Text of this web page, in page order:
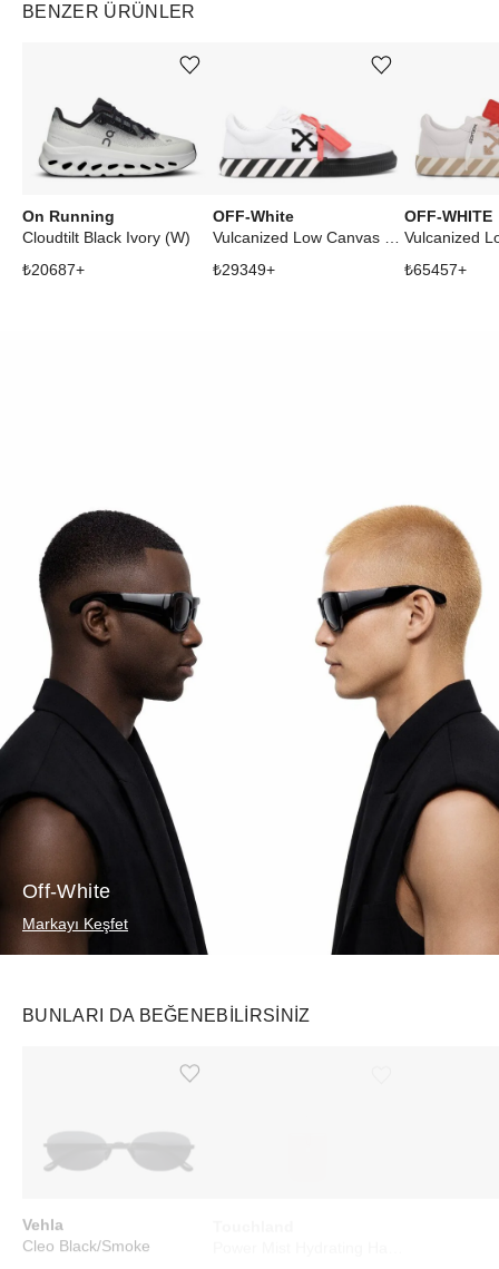
BENZER ÜRÜNLER
On Running
Cloudtilt Black Ivory (W)
₺20687+
Ürünü istek listesine ekle veya listeden çıkar
OFF-White
₺29349+
Ürünü istek listesine ekle veya listeden çıkar
OFF-WHITE
₺65457+
Off-White
Markayı Keşfet
BUNLARI DA BEĞENEBILIRSINIZ
Vehla
Cleo Black/Smoke
Ürünü istek listesine ekle veya listeden çıkar